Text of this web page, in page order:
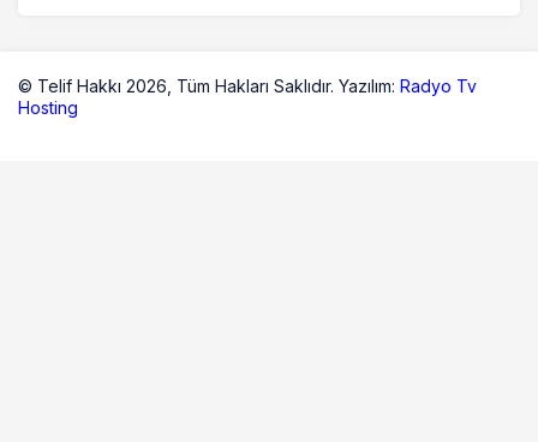
© Telif Hakkı 2026, Tüm Hakları Saklıdır. Yazılım: Radyo Tv
Hosting